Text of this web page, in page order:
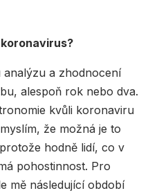
a zhodnocení
alespoň rok nebo dva.
kvůli koronaviru
že možná je to
hodně lidí, co v
pohostinnost. Pro
mě následující období